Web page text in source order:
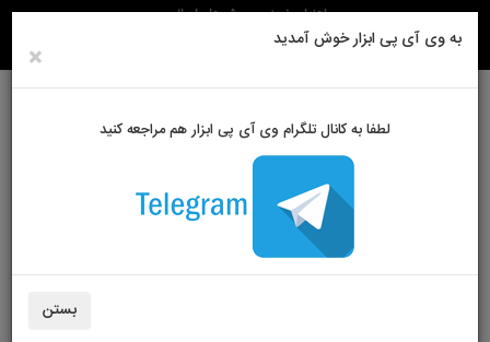
راهنمای خرید روش های ارسال
سبد خرید
ابزارآلات برقی اره گردبر 1150 وات مدل C1 آنکور
به وی آی پی ابزار خوش آمدید
×
لطفا به کانال تلگرام وی آی پی ابزار هم مراجعه کنید
بستن